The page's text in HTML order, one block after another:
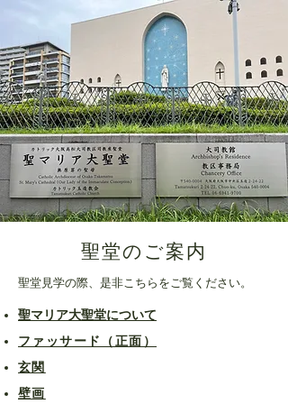
​聖堂のご案内
聖堂見学の際、是非こちらをご覧ください。
​聖マリア大聖堂について
​ファッサード（正面）
​玄関
​壁画